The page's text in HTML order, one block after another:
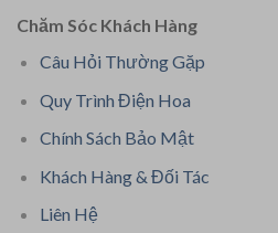
Chăm Sóc Khách Hàng
Câu Hỏi Thường Gặp
Quy Trình Điện Hoa
Chính Sách Bảo Mật
Khách Hàng & Đối Tác
Liên Hệ